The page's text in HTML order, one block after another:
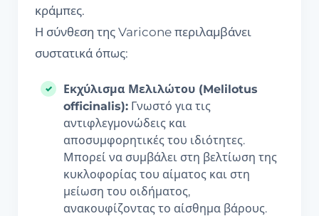
κράμπες.
Η σύνθεση της Varicone περιλαμβάνει
συστατικά όπως:
Εκχύλισμα Μελιλώτου (Melilotus
officinalis): Γνωστό για τις
αντιφλεγμονώδεις και
αποσυμφορητικές του ιδιότητες.
Μπορεί να συμβάλει στη βελτίωση της
κυκλοφορίας του αίματος και στη
μείωση του οιδήματος,
ανακουφίζοντας το αίσθημα βάρους.